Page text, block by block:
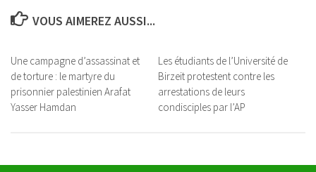
VOUS AIMEREZ AUSSI...
Une campagne d’assassinat et
de torture : le martyre du
prisonnier palestinien Arafat
Yasser Hamdan
Les étudiants de l’Université de
Birzeit protestent contre les
arrestations de leurs
condisciples par l’AP